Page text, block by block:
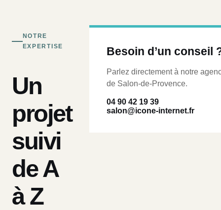
NOTRE
EXPERTISE
Un
projet
suivi
de A
à Z
Besoin d’un conseil
Parlez directement à notre
de Salon-de-Provence.
04 90 42 19 39
salon@icone-internet.fr